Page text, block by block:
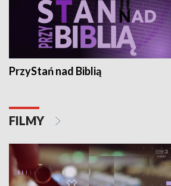
PrzyStań nad Biblią
FILMY